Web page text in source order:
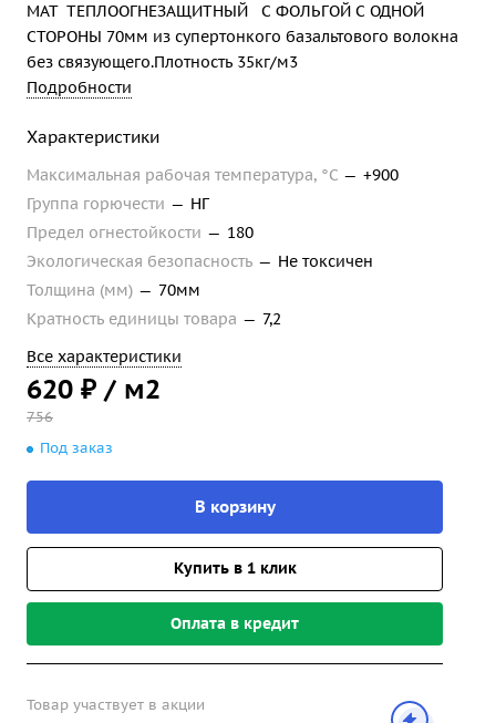
МАТ ТЕПЛООГНЕЗАЩИТНЫЙ С ФОЛЬГОЙ С ОДНОЙ
СТОРОНЫ 70мм из супертонкого базальтового волокна
без связующего.Плотность 35кг/м3
Подробности
Характеристики
Максимальная рабочая температура, °С — +900
Группа горючести — НГ
Предел огнестойкости — 180
Экологическая безопасность — Не токсичен
Толщина (мм) — 70мм
Кратность единицы товара — 7,2
Все характеристики
620 ₽ / м2
756
Под заказ
В корзину
Купить в 1 клик
Оплата в кредит
Товар участвует в акции